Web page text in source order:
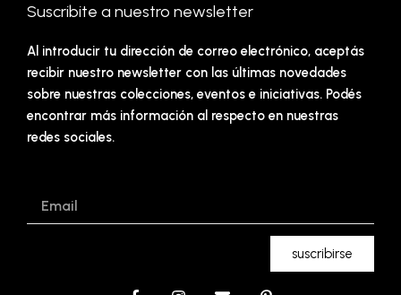
Suscribite a nuestro newsletter
Al introducir tu dirección de correo electrónico, aceptás
recibir nuestro newsletter con las últimas novedades
sobre nuestras colecciones, eventos e iniciativas. Podés
encontrar más información al respecto en nuestras
redes sociales.
suscribirse